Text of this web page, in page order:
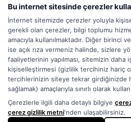
15 Temmuz Mah. 1468 Sok.
İstanbul
Phone:Merkez:+902126563010
Fax:
Email:
Web:TORA
Bu internet sitesinde çerezler
İnternet sitemizde çerezler yoluyla
gerekli olan çerezler, bilgi toplumu
amacıyla kullanılmaktadır. Diğer birinci
ise açık rıza vermeniz halinde, sizlere
faaliyetlerinin yapılması, sitemizin daha
kişiselleştirmesi (gizlilik tercihiniz hariç
tercihlerinizin siteye tekrar girdiğinizde
sağlamak) amaçlarıyla sınırlı olarak
Çerezlerle ilgili daha detaylı bilgiye
çerez gizlilik metni'nden ulaşabilirsiniz.